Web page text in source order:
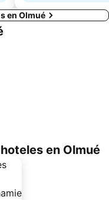
en Olmué
en Olmué